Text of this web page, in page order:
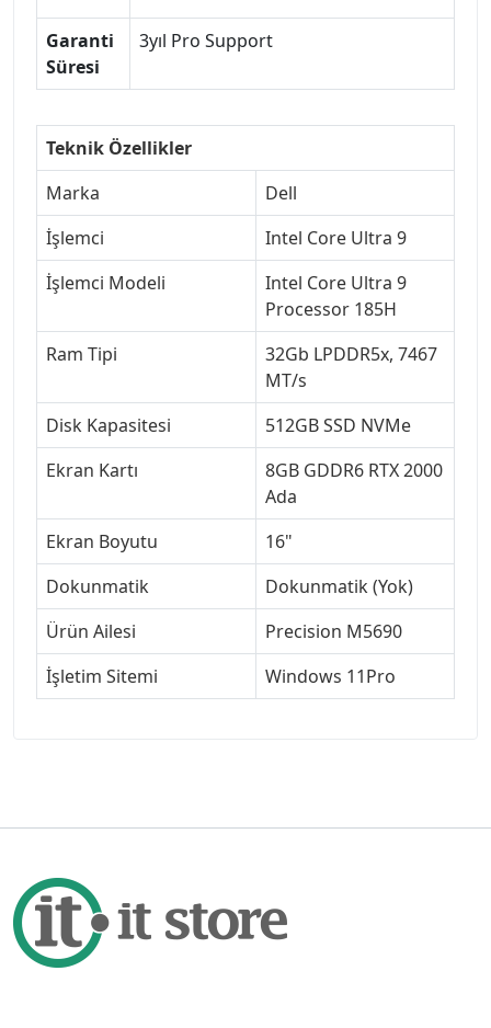
Garanti
Süresi
3yıl Pro Support
Teknik Özellikler
Marka
Dell
İşlemci
Intel Core Ultra 9
İşlemci Modeli
Intel Core Ultra 9
Processor 185H
Ram Tipi
32Gb LPDDR5x, 7467
MT/s
Disk Kapasitesi
512GB SSD NVMe
Ekran Kartı
8GB GDDR6 RTX 2000
Ada
Ekran Boyutu
16"
Dokunmatik
Dokunmatik (Yok)
Ürün Ailesi
Precision M5690
İşletim Sitemi
Windows 11Pro